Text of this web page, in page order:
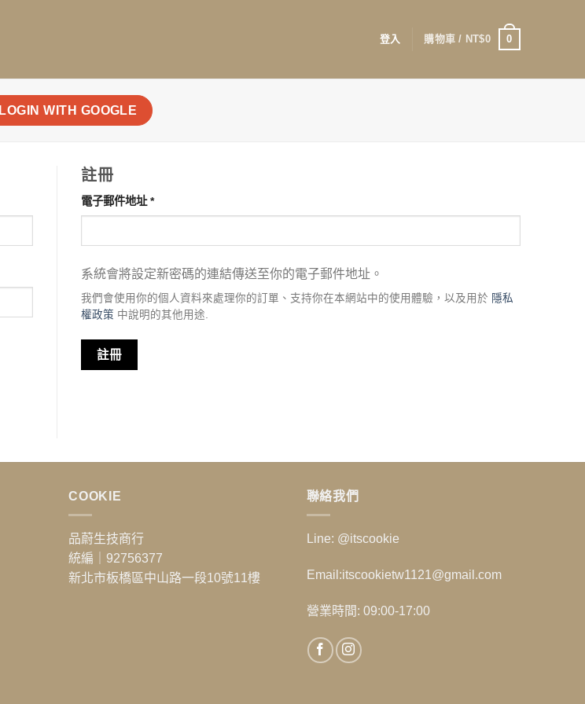
登入 購物車 / NT$0 0
LOGIN WITH GOOGLE
註冊
電子郵件地址*必
填
系統會將設定新密碼的連結傳送至你的電子郵件地址。
我們會使用你的個人資料來處理你的訂單、支持你在本網站中的使用體驗，以及用於 隱私
權政策 中說明的其他用途.
註冊
COOKIE
品蔚生技商行
統編｜92756377
新北市板橋區中山路一段10號11樓
聯絡我們
Line: @itscookie
Email:itscookietw1121@gmail.com
營業時間: 09:00-17:00